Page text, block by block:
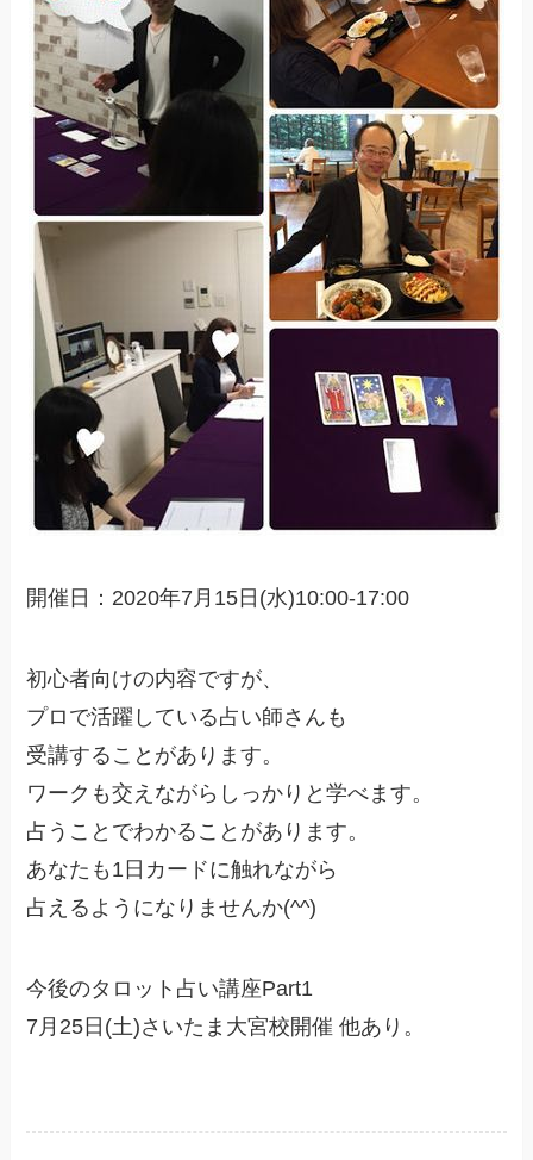
開催日：2020年7月15日(水)10:00-17:00
初心者向けの内容ですが、
プロで活躍している占い師さんも
受講することがあります。
ワークも交えながらしっかりと学べます。
占うことでわかることがあります。
あなたも1日カードに触れながら
占えるようになりませんか(^^)
今後のタロット占い講座Part1
7月25日(土)さいたま大宮校開催 他あり。